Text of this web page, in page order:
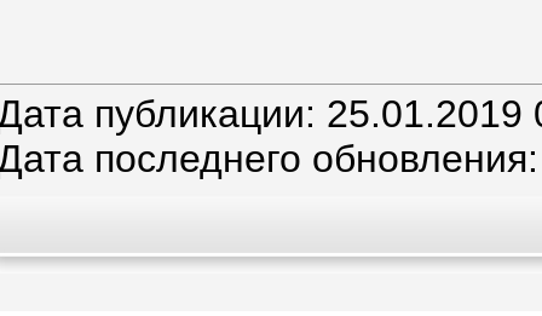
публикации: 25.01.2019
последнего